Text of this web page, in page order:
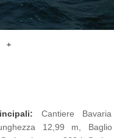
Cantiere
12,99 m,